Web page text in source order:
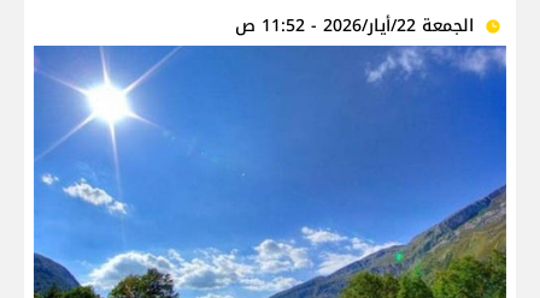
الجمعة 22/أيار/2026 - 11:52 ص